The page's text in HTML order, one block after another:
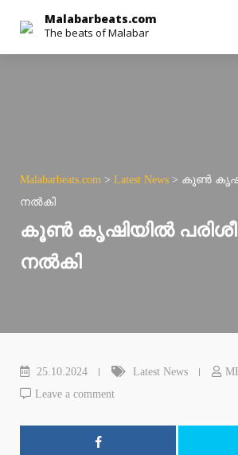
content
Malabarbeats.com
The beats of Malabar
Malabarbeats.com > Latest News > കൂൺ
നൽകി
കൂൺ കൃഷിയിൽ
നൽകി
25.10.2024 Latest News
Leave a comment